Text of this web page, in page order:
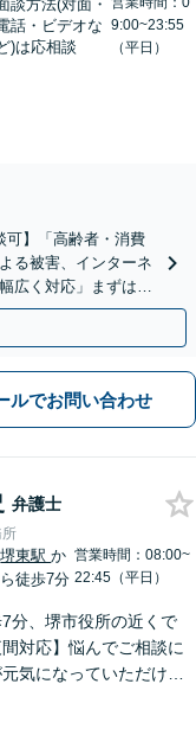
談方法(対面・
話・ビデオな
)は応相談
9:00~23:55
（平日）
可】「高齢者・消費
る被害、インターネ
広く対応」まずは一
ルでお問い合わせ
弁護士
堺東駅か
ら徒歩7分
営業時間：08:00~
22:45（平日）
7分、堺市役所の近くで
対応】悩んでご相談に
気になっていただける